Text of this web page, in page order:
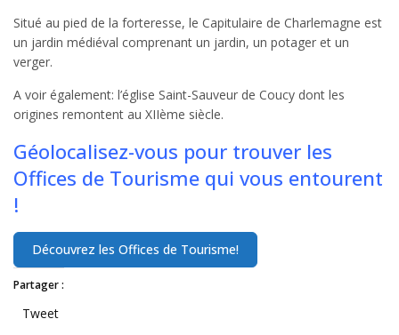
Situé au pied de la forteresse, le Capitulaire de Charlemagne est
un jardin médiéval comprenant un jardin, un potager et un
verger.
A voir également: l’église Saint-Sauveur de Coucy dont les
origines remontent au XIIème siècle.
Géolocalisez-vous pour trouver les
Offices de Tourisme qui vous entourent
!
Partager :
Tweet